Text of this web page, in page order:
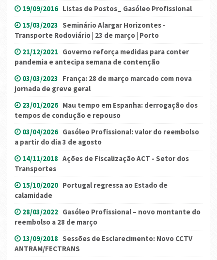
19/09/2016 Listas de Postos_ Gasóleo Profissional
15/03/2023 Seminário Alargar Horizontes -
Transporte Rodoviário | 23 de março | Porto
21/12/2021 Governo reforça medidas para conter
pandemia e antecipa semana de contenção
03/03/2023 França: 28 de março marcado com nova
jornada de greve geral
23/01/2026 Mau tempo em Espanha: derrogação dos
tempos de condução e repouso
03/04/2026 Gasóleo Profissional: valor do reembolso
a partir do dia 3 de agosto
14/11/2018 Ações de Fiscalização ACT - Setor dos
Transportes
15/10/2020 Portugal regressa ao Estado de
calamidade
28/03/2022 Gasóleo Profissional – novo montante do
reembolso a 28 de março
13/09/2018 Sessões de Esclarecimento: Novo CCTV
ANTRAM/FECTRANS